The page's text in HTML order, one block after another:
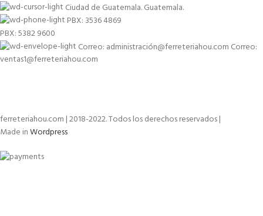
Ciudad de Guatemala. Guatemala.
PBX: 3536 4869
PBX: 5382 9600
Correo: administración@ferreteriahou.com Correo:
ventas1@ferreteriahou.com
ferreteriahou.com | 2018-2022. Todos los derechos reservados |
Made inWordpress